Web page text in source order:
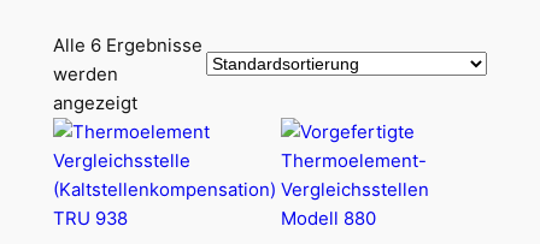
Alle 6 Ergebnisse
werden
angezeigt